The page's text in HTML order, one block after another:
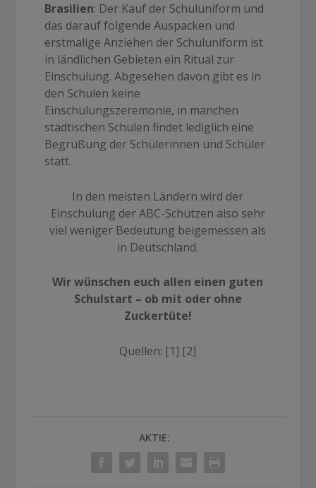
Brasilien: Der Kauf der Schuluniform und
das darauf folgende Auspacken und
erstmalige Anziehen der Schuluniform ist
in ländlichen Gebieten ein Ritual zur
Einschulung. Abgesehen davon gibt es in
den Schulen keine
Einschulungszeremonie, in manchen
städtischen Schulen findet lediglich eine
Begrüßung der Schülerinnen und Schüler
statt.
In den meisten Ländern wird der
Einschulung der ABC-Schützen also sehr
viel weniger Bedeutung beigemessen als
in Deutschland.
Wir wünschen euch allen einen guten
Schulstart – ob mit oder ohne
Zuckertüte!
Quellen: [1] [2]
AKTIE: